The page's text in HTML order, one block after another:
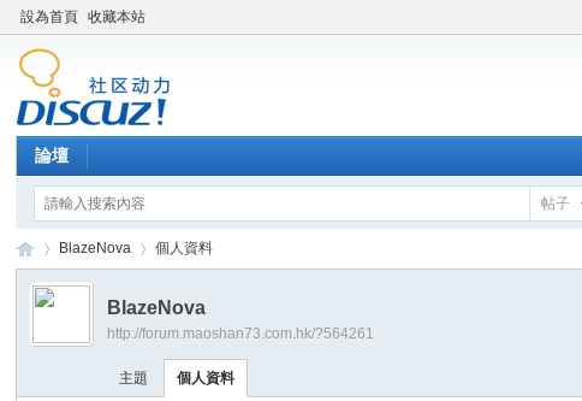
設為首頁 收藏本站
論壇
帖子
›
BlazeNova 個人資料
BlazeNova
http://forum.maoshan73.com.hk/?564261
主題 個人資料